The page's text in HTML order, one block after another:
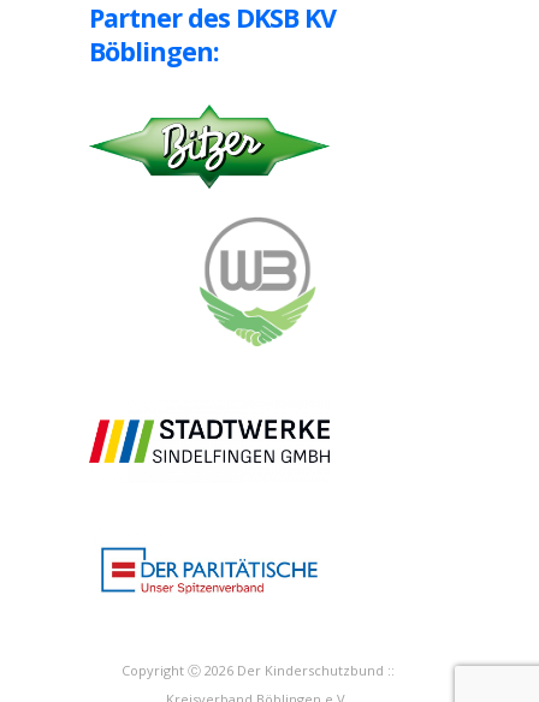
Partner des DKSB KV
Böblingen:
Copyright Ⓒ 2026 Der Kinderschutzbund ::